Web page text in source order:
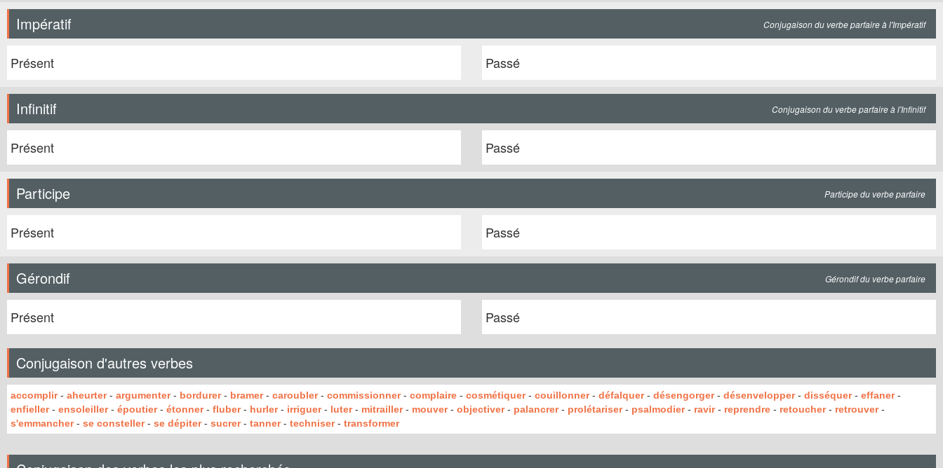
Impératif Conjugaison du verbe parfaire à l'Impératif
Présent Passé
Infinitif Conjugaison du verbe parfaire à l'Infinitif
Présent Passé
Participe Participe du verbe parfaire
Présent Passé
Gérondif Gérondif du verbe parfaire
Présent Passé
Conjugaison d'autres verbes
accomplir- aheurter- argumenter- bordurer- bramer- caroubler- commissionner- complaire - cosmétiquer- couillonner- défalquer- désengorger- désenvelopper- disséquer- effaner-
enfieller- ensoleiller- époutier- étonner- fluber- hurler- irriguer- luter- mitrailler- mouver- objectiver- palancrer- prolétariser- psalmodier- ravir- reprendre - retoucher- retrouver-
s'emmancher- se consteller- se dépiter- sucrer- tanner- techniser- transformer